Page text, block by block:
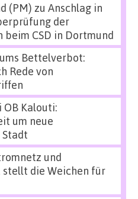
(PM) zu Anschlag in
der
CSD in Dortmund
Bettelverbot:
Rede von
OB Kalouti:
um neue
und
stellt die Weichen für